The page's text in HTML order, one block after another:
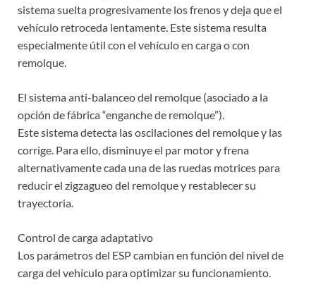
sistema suelta progresivamente los frenos y deja que el
vehículo retroceda lentamente. Este sistema resulta
especialmente útil con el vehículo en carga o con
remolque.
El sistema anti-balanceo del remolque (asociado a la
opción de fábrica “enganche de remolque”).
Este sistema detecta las oscilaciones del remolque y las
corrige. Para ello, disminuye el par motor y frena
alternativamente cada una de las ruedas motrices para
reducir el zigzagueo del remolque y restablecer su
trayectoria.
Control de carga adaptativo
Los parámetros del ESP cambian en función del nivel de
carga del vehículo para optimizar su funcionamiento.